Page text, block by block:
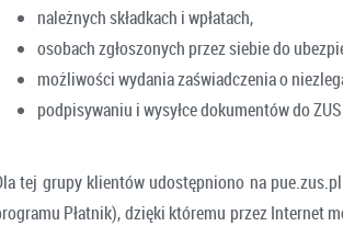
należnych składkach i wpłatach,
osobach zgłoszonych przez siebie do
możliwości wydania zaświadczenia o
podpisywaniu i wysyłce dokumentów do
tej grupy klientów udostępniono na
Płatnik), dzięki któremu przez Internet